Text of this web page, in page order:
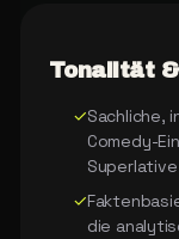
Tonalität
✓Sachliche,
Comedy-
Superlative
✓
die